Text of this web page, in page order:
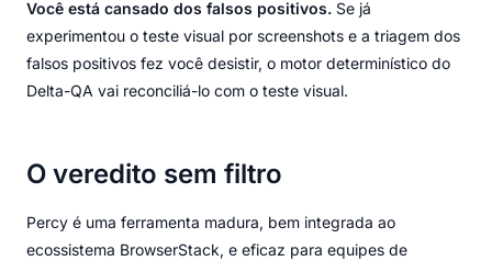
Você está cansado dos falsos positivos. Se já
experimentou o teste visual por screenshots e a triagem dos
falsos positivos fez você desistir, o motor determinístico do
Delta-QA vai reconciliá-lo com o teste visual.
O veredito sem filtro
Percy é uma ferramenta madura, bem integrada ao
ecossistema BrowserStack, e eficaz para equipes de